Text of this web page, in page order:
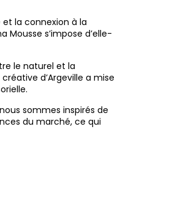
la connexion à la
s’impose d’elle-
le naturel et la
d’Argeville a mise
sommes inspirés de
du marché, ce qui